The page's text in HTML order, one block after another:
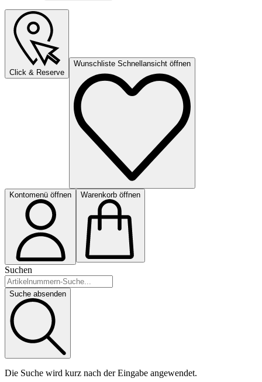
Click & Reserve
Wunschliste Schnellansicht öffnen
Kontomenü öffnen Warenkorb öffnen
Suchen
Suche absenden
Die Suche wird kurz nach der Eingabe angewendet.